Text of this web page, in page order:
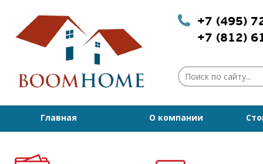
+7 (495)
+7 (812)
Главная О компании